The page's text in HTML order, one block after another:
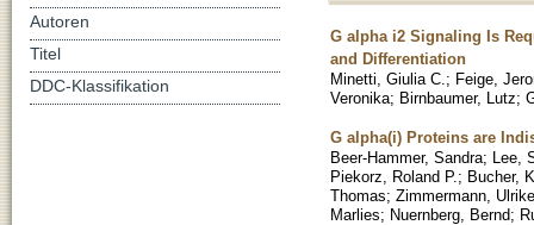
G alpha i2 Signaling Is
and Differentiation
Minetti, Giulia C. ; Feige,
Veronika; Birnbaumer, Lutz;
G alpha(i) Proteins are
Beer-Hammer, Sandra; Lee,
Piekorz, Roland P. ; Bucher,
Thomas; Zimmermann, Ulrike
Marlies; Nuernberg, Bernd;
Autoren
Titel
DDC-Klassifikation